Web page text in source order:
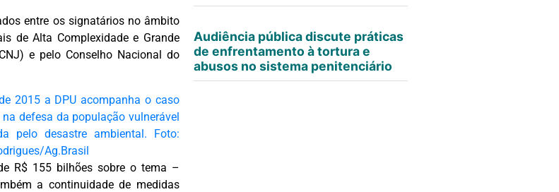
entre os signatários no âmbito
de Alta Complexidade e Grande
e pelo Conselho Nacional do
R$ 155 bilhões sobre o tema –
a continuidade de medidas
Audiência pública discute práticas
de enfrentamento à tortura e
abusos no sistema penitenciário